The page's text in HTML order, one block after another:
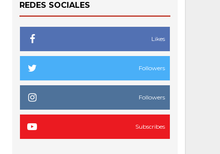
REDES SOCIALES
Likes
Followers
Followers
Subscribes